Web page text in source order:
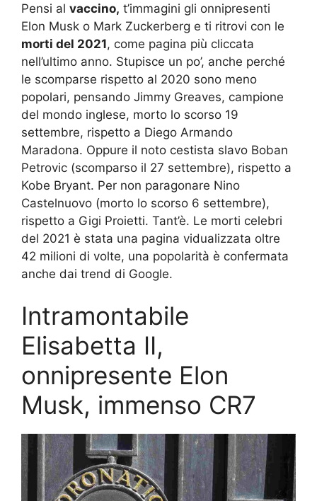
Pensi al vaccino, t’immagini gli onnipresenti
Elon Musk o Mark Zuckerberg e ti ritrovi con le
morti del 2021, come pagina più cliccata
nell’ultimo anno. Stupisce un po’, anche perché
le scomparse rispetto al 2020 sono meno
popolari, pensando Jimmy Greaves, campione
del mondo inglese, morto lo scorso 19
settembre, rispetto a Diego Armando
Maradona. Oppure il noto cestista slavo Boban
Petrovic (scomparso il 27 settembre), rispetto a
Kobe Bryant. Per non paragonare Nino
Castelnuovo (morto lo scorso 6 settembre),
rispetto a Gigi Proietti. Tant’è. Le morti celebri
del 2021 è stata una pagina vidualizzata oltre
42 milioni di volte, una popolarità è confermata
anche dai trend di Google.
Intramontabile
Elisabetta II,
onnipresente Elon
Musk, immenso CR7